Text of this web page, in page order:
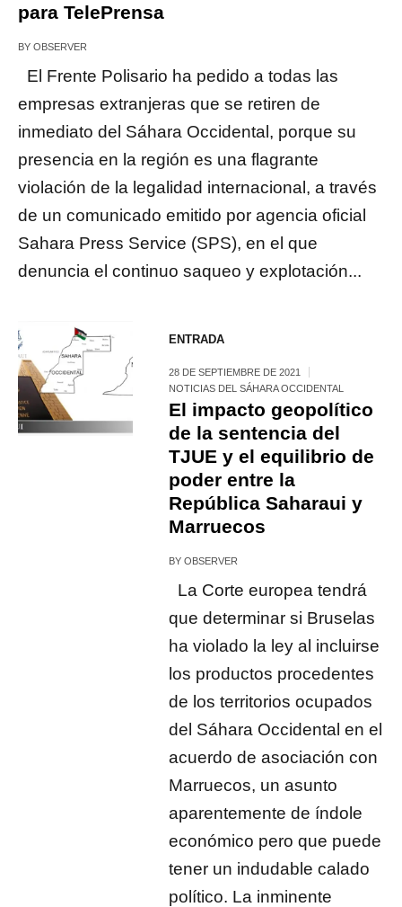
para TelePrensa
BY OBSERVER
El Frente Polisario ha pedido a todas las
empresas extranjeras que se retiren de
inmediato del Sáhara Occidental, porque su
presencia en la región es una flagrante
violación de la legalidad internacional, a través
de un comunicado emitido por agencia oficial
Sahara Press Service (SPS), en el que
denuncia el continuo saqueo y explotación...
ENTRADA
28 DE SEPTIEMBRE DE 2021
NOTICIAS DEL SÁHARA OCCIDENTAL
El impacto geopolítico
de la sentencia del
TJUE y el equilibrio de
poder entre la
República Saharaui y
Marruecos
BYOBSERVER
La Corte europea tendrá
que determinar si Bruselas
ha violado la ley al incluirse
los productos procedentes
de los territorios ocupados
del Sáhara Occidental en el
acuerdo de asociación con
Marruecos, un asunto
aparentemente de índole
económico pero que puede
tener un indudable calado
político. La inminente